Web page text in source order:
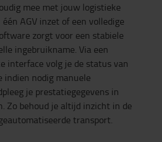
mee met jouw logistieke
AGV inzet of een volledige
zorgt voor een stabiele
ingebruikname. Via een
interface volg je de status van
indien nodig manuele
je prestatiegegevens in
Zo behoud je altijd inzicht in de
transport.